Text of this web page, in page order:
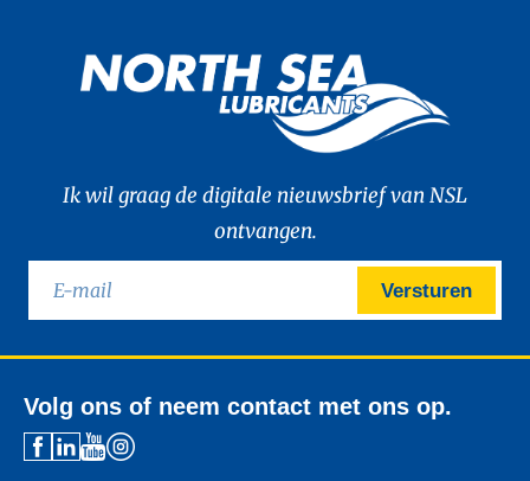
Ik wil graag de digitale nieuwsbrief van NSL
ontvangen.
Versturen
Volg ons of neem contact met ons op.